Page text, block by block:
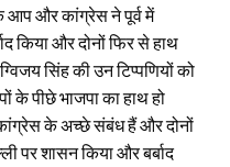
आप और कांग्रेस ने पूर्व में
किया और दोनों फिर से हाथ
सिंह की उन टिप्पणियों को
के पीछे भाजपा का हाथ हो
के अच्छे संबंध हैं और दोनों
पर शासन किया और बर्बाद